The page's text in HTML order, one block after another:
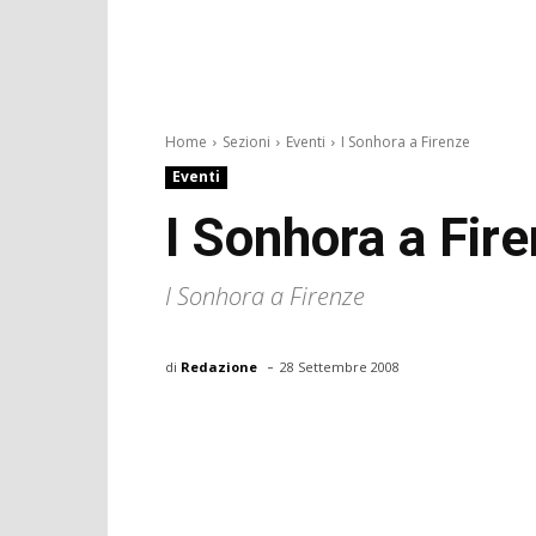
Home Sezioni Eventi
I Sonhora a Firenze
Eventi
I Sonhora a
I Sonhora a Firenze
di Redazione - 28 Settembre 2008